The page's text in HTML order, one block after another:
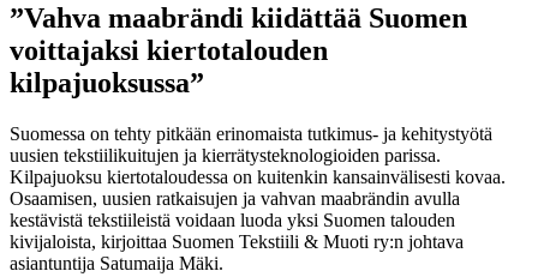
”Vahva maabrändi kiidättää Suomen
voittajaksi kiertotalouden
kilpajuoksussa”
Suomessa on tehty pitkään erinomaista tutkimus- ja kehitystyötä
uusien tekstiilikuitujen ja kierrätysteknologioiden parissa.
Kilpajuoksu kiertotaloudessa on kuitenkin kansainvälisesti kovaa.
Osaamisen, uusien ratkaisujen ja vahvan maabrändin avulla
kestävistä tekstiileistä voidaan luoda yksi Suomen talouden
kivijaloista, kirjoittaa Suomen Tekstiili & Muoti ry:n johtava
asiantuntija Satumaija Mäki.